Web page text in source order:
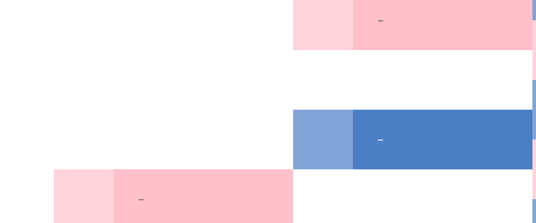
-
-
-